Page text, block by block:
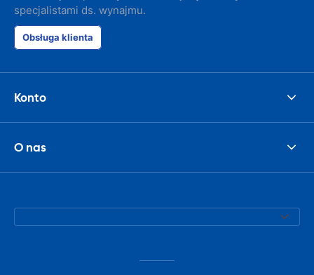
specjalistami ds. wynajmu.
Obsługa klienta
Konto
O nas